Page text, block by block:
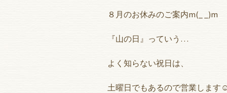
８月のお休みのご案内m(_ _)m
『山の日』っていう…
よく知らない祝日は、
土曜日でもあるので営業します